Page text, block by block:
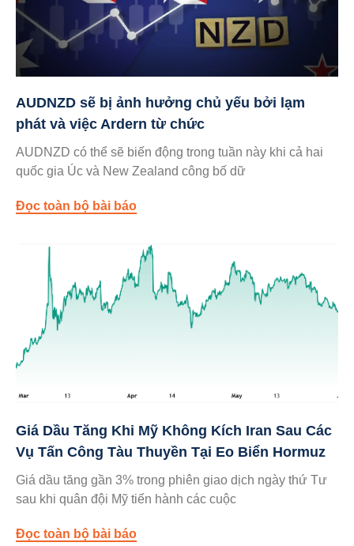
AUDNZD sẽ bị ảnh hưởng chủ yếu bởi lạm
phát và việc Ardern từ chức
AUDNZD có thể sẽ biến động trong tuần này khi cả hai
quốc gia Úc và New Zealand công bố dữ
Đọc toàn bộ bài báo
Giá Dầu Tăng Khi Mỹ Không Kích Iran Sau Các
Vụ Tấn Công Tàu Thuyền Tại Eo Biển Hormuz
Giá dầu tăng gần 3% trong phiên giao dịch ngày thứ Tư
sau khi quân đội Mỹ tiến hành các cuộc
Đọc toàn bộ bài báo